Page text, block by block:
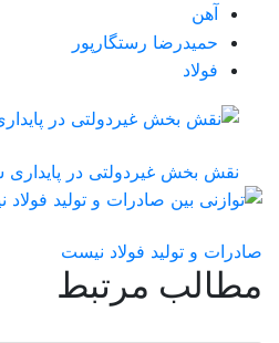
آهن
حمیدرضا رستگارپور
فولاد
نقش‌ بخش غیردولتی در
صادرات و تولید فولاد نیست
مطالب مرتبط